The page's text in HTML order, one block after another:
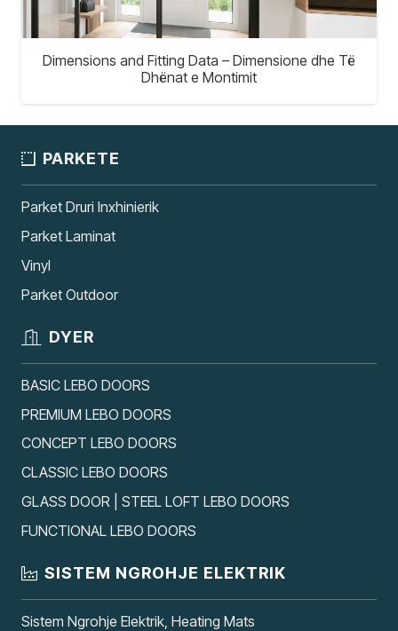
Dimensions and Fitting Data – Dimensione dhe Të
Dhënat e Montimit
PARKETE
Parket Druri Inxhinierik
Parket Laminat
Vinyl
Parket Outdoor
DYER
BASIC LEBO DOORS
PREMIUM LEBO DOORS
CONCEPT LEBO DOORS
CLASSIC LEBO DOORS
GLASS DOOR | STEEL LOFT LEBO DOORS
FUNCTIONAL LEBO DOORS
SISTEM NGROHJE ELEKTRIK
Sistem Ngrohje Elektrik, Heating Mats